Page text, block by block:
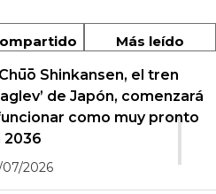
Más leído
1
Shinkansen, el tren
de Japón, comenzará
como muy pronto
2036
2026